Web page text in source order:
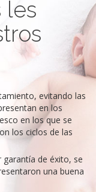
les
evitando las
en los
en los que se
los ciclos de las
garantía de éxito, se
una buena